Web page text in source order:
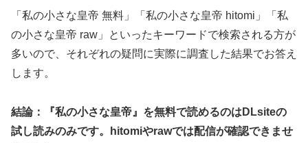
「私の小さな皇帝 無料」「私の小さな皇帝 hitomi」「私
の小さな皇帝 raw」といったキーワードで検索される方が
多いので、それぞれの疑問に実際に調査した結果でお答え
します。
結論：『私の小さな皇帝』を無料で読めるのはDLsiteの
試し読みのみです。hitomiやrawでは配信が確認できませ